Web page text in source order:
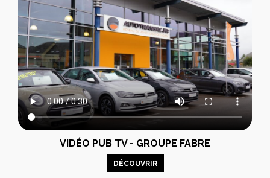
VIDÉO PUB TV - GROUPE FABRE
DÉCOUVRIR